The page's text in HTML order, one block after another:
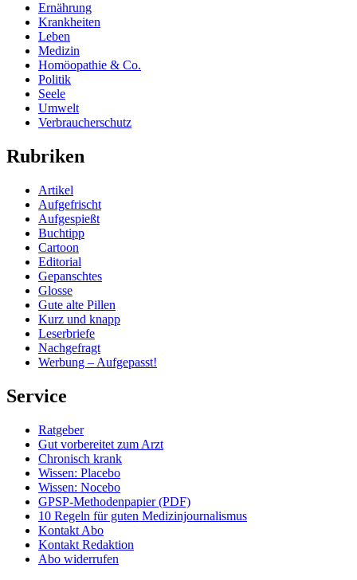
Ernährung
Krankheiten
Leben
Medizin
Homöopathie & Co.
Politik
Seele
Umwelt
Verbraucherschutz
Rubriken
Artikel
Aufgefrischt
Aufgespießt
Buchtipp
Cartoon
Editorial
Gepanschtes
Glosse
Gute alte Pillen
Kurz und knapp
Leserbriefe
Nachgefragt
Werbung – Aufgepasst!
Service
Ratgeber
Gut vorbereitet zum Arzt
Chronisch krank
Wissen: Placebo
Wissen: Nocebo
GPSP-Methodenpapier (PDF)
10 Regeln für guten Medizinjournalismus
Kontakt Abo
Kontakt Redaktion
Abo widerrufen